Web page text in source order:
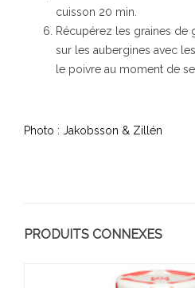
cuisson 20 min.
Récupérez les graines de
sur les aubergines avec
le poivre au moment de
Photo : Jakobsson & Zillén
PRODUITS CONNEXES